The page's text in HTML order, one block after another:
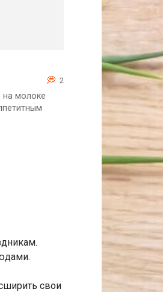
2
молоке
свои